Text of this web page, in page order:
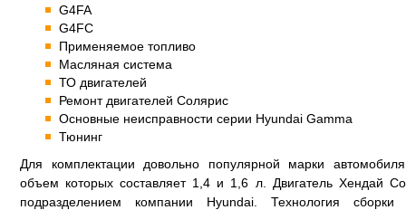
G4FA
G4FC
Применяемое топливо
Масляная система
ТО двигателей
Ремонт двигателей Солярис
Основные неисправности серии Hyundai Gamma
Тюнинг
Для комплектации довольно популярной марки
объем которых составляет 1,4 и 1,6 л. Двигатель Хендай
подразделением компании Hyundai. Технология